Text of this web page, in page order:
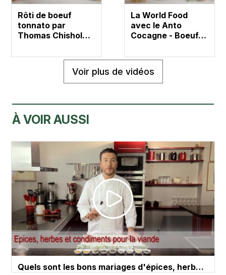
Rôti de boeuf
tonnato par
Thomas Chishol…
La World Food
avec le Anto
Cocagne - Boeuf…
Voir plus de vidéos
À VOIR AUSSI
Quels sont les bons mariages d'épices, herb…